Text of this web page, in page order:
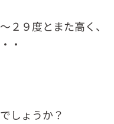
２９度とまた高く、
・
しょうか？